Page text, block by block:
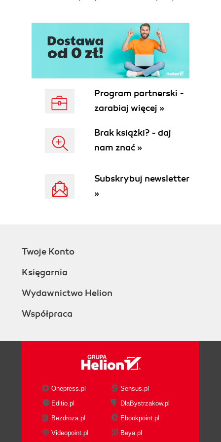
Program partnerski -
zarabiaj więcej »
Brak książki? - daj
nam znać »
Subskrybuj newsletter
»
Twoje Konto
Księgarnia
Wydawnictwo Helion
Współpraca
Onepress.pl
Sensus.pl
Editio.pl
DlaBystrzakow.pl
Bezdroza.pl
Ebookpoint.pl
Videopoint.pl
Beya.pl